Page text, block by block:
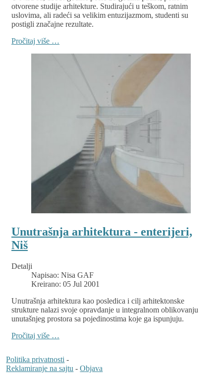
otvorene studije arhitekture. Studirajući u teškom, ratnim
uslovima, ali radeći sa velikim entuzijazmom, studenti su
postigli značajne rezultate.
Pročitaj više …
Unutrašnja arhitektura - enterijeri,
Niš
Detalji
Napisao: Nisa GAF
Kreirano: 05 Jul 2001
Unutrašnja arhitektura kao posledica i cilj arhitektonske
strukture nalazi svoje opravdanje u integralnom oblikovanju
unutašnjeg prostora sa pojedinostima koje ga ispunjuju.
Pročitaj više …
Politika privatnosti -
Reklamiranje na sajtu -Objava